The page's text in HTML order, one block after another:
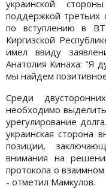
украинской
поддержкой третьих
по вступлению в
Киргизской
имел ввиду
Анатолия Кинаха: "Я
мы найдем
Среди
необходимо выделить
урегулирование
украинская сторона
позиции,
внимания на
протокола о
- отметил Мамкулов.